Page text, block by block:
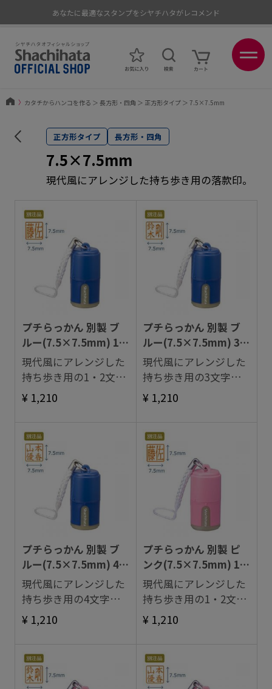
あなたに最適なスタンプをシヤチハタがレコメンド
〉 カタチからハンコを作る ＞ 長方形・四角 ＞ 正方形タイプ＞ 7.5×7.5mm
正方形タイプ 長方形・四角
7.5×7.5mm
現代風にアレンジした持ち歩き用の落款印。
プチらっかん 別製 ブ
ルー(7.5×7.5mm) 1・
2文字数
現代風にアレンジした
持ち歩き用の1・2文字
落款印。
¥ 1,210
プチらっかん 別製 ブ
ルー(7.5×7.5mm) 3文
字数
現代風にアレンジした
持ち歩き用の3文字落
款印。
¥ 1,210
プチらっかん 別製 ブ
ルー(7.5×7.5mm) 4文
字数
現代風にアレンジした
持ち歩き用の4文字落
款印。
¥ 1,210
プチらっかん 別製 ピ
ンク(7.5×7.5mm) 1・
2文字数
現代風にアレンジした
持ち歩き用の1・2文字
落款印。
¥ 1,210